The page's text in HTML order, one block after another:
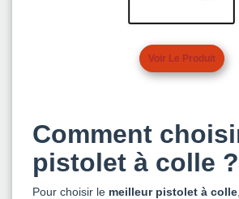
Voir Le Produit
Comment
pistolet à colle ?
Pour choisir le meilleur pistolet à colle